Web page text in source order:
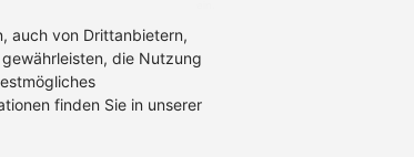
auch von Drittanbietern,
die Nutzung
finden Sie in unserer